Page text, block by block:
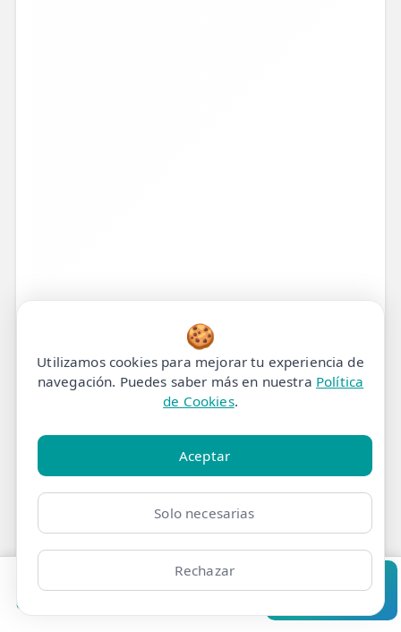
Clínicas
Pedir cita Consultar
🍪
Utilizamos cookies para mejorar tu experiencia de
navegación. Puedes saber más en nuestra Política
de Cookies.
Aceptar
Solo necesarias
Rechazar